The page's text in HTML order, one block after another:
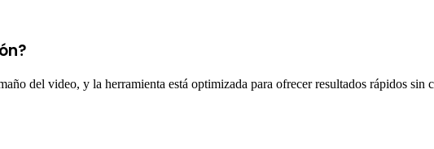
del video, y la herramienta está optimizada para ofrecer resultados rápidos